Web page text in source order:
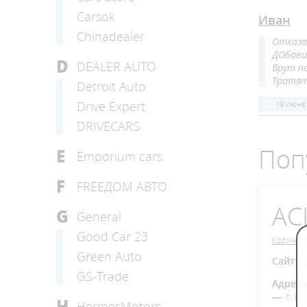
Carsok
Chinadealer
D
DEALER AUTO
Detroit Auto
Drive Expert
DRIVECARS
E Emporium cars
F FREEДОМ АВТО
G
General
Good Car 23
Green Auto
GS-Trade
Иван
Врут
19 июня
Сайт
Адреса:
г.